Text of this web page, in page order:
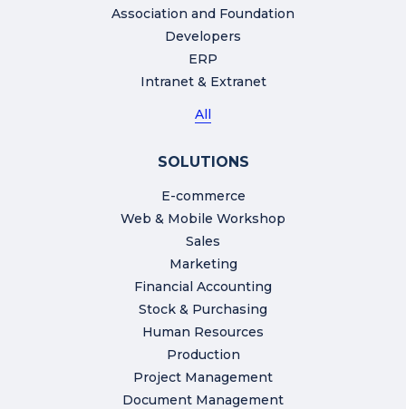
Association and Foundation
Developers
ERP
Intranet & Extranet
All
SOLUTIONS
E-commerce
Web & Mobile Workshop
Sales
Marketing
Financial Accounting
Stock & Purchasing
Human Resources
Production
Project Management
Document Management